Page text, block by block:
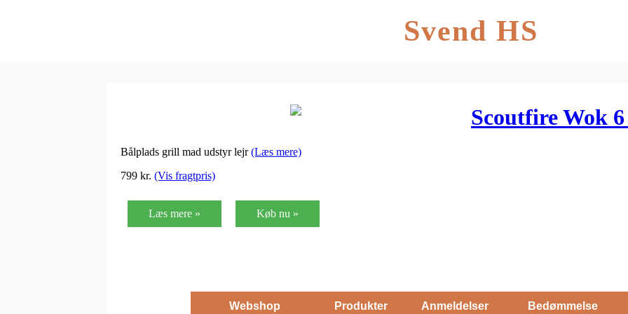
Svend HS
Scoutfire Wok
Bålplads grill mad udstyr lejr(Læs mere)
799 kr. (Vis fragtpris)
Læs mere » Køb nu »
Webshop Produkter Anmeldelser Bedømmelse